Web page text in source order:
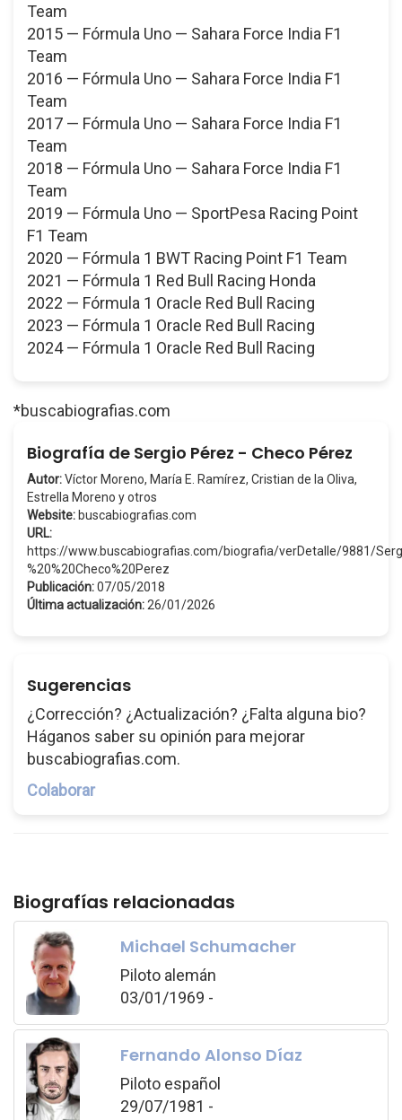
Team
2015 — Fórmula Uno — Sahara Force India F1
Team
2016 — Fórmula Uno — Sahara Force India F1
Team
2017 — Fórmula Uno — Sahara Force India F1
Team
2018 — Fórmula Uno — Sahara Force India F1
Team
2019 — Fórmula Uno — SportPesa Racing Point
F1 Team
2020 — Fórmula 1 BWT Racing Point F1 Team
2021 — Fórmula 1 Red Bull Racing Honda
2022 — Fórmula 1 Oracle Red Bull Racing
2023 — Fórmula 1 Oracle Red Bull Racing
2024 — Fórmula 1 Oracle Red Bull Racing
*buscabiografias.com
Biografía de Sergio Pérez - Checo Pérez
Autor:Víctor Moreno, María E. Ramírez, Cristian de la Oliva,
Estrella Moreno y otros
Website: buscabiografias.com
URL:
https://www.buscabiografias.com/biografia/verDetalle/9881/
%20%20Checo%20Perez
Publicación:07/05/2018
Última actualización: 26/01/2026
Sugerencias
¿Corrección? ¿Actualización? ¿Falta alguna bio?
Háganos saber su opinión para mejorar
buscabiografias.com.
Colaborar
Biografías relacionadas
Michael Schumacher
Piloto alemán
03/01/1969 -
Fernando Alonso Díaz
Piloto español
29/07/1981 -